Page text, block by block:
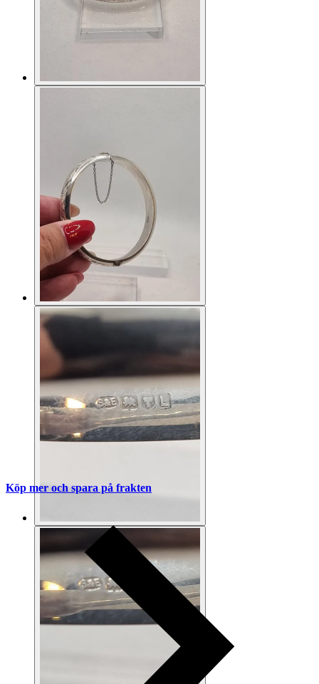
Köp mer och spara på frakten